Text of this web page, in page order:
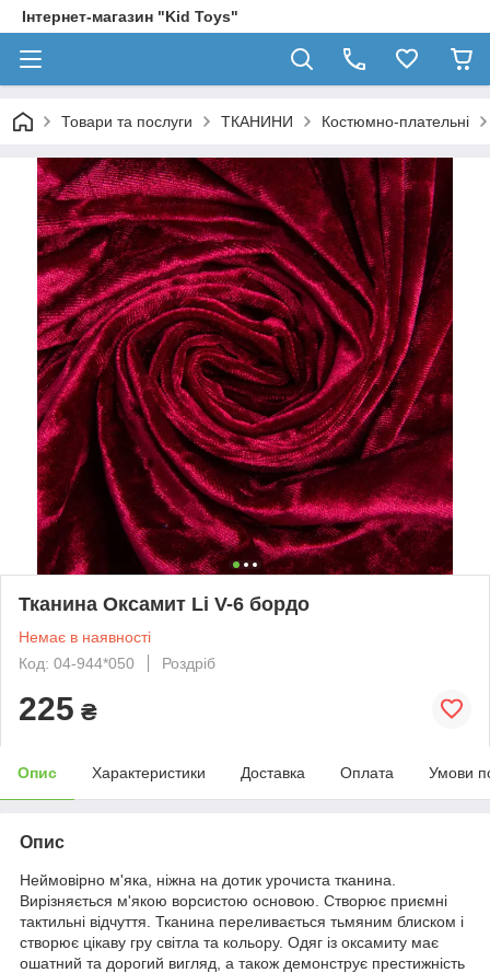
Інтернет-магазин "Kid Toys"
Товари та послуги ТКАНИНИ Костюмно-плательні
Тканина Оксамит Li V-6 бордо
Немає в наявності
Код: 04-944*050
Роздріб
225 ₴
Опис Характеристики Доставка Оплата Умови
Опис
Неймовірно м'яка, ніжна на дотик урочиста тканина.
Вирізняється м'якою ворсистою основою. Створює приємні
тактильні відчуття. Тканина переливається тьмяним блиском і
створює цікаву гру світла та кольору. Одяг із оксамиту має
ошатний та дорогий вигляд, а також демонструє престижність